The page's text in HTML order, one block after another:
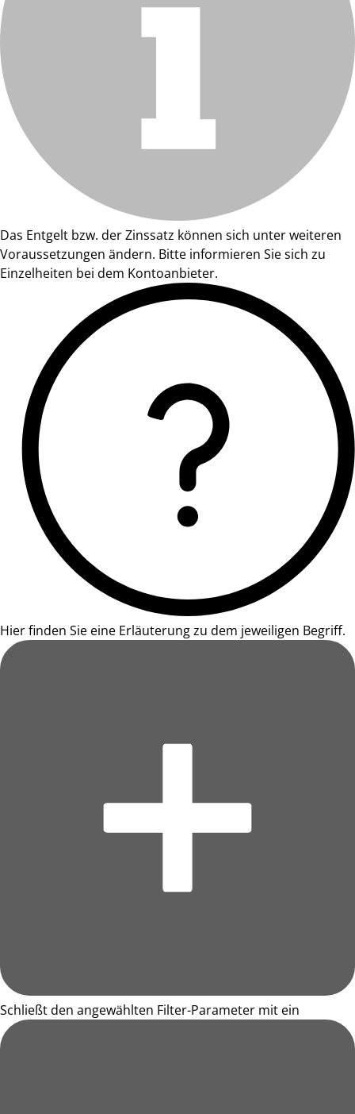
Das Entgelt bzw. der Zinssatz können sich unter weiteren
Voraussetzungen ändern. Bitte informieren Sie sich zu
Einzelheiten bei dem Kontoanbieter.
Hier finden Sie eine Erläuterung zu dem jeweiligen Begriff.
Schließt den angewählten Filter-Parameter mit ein